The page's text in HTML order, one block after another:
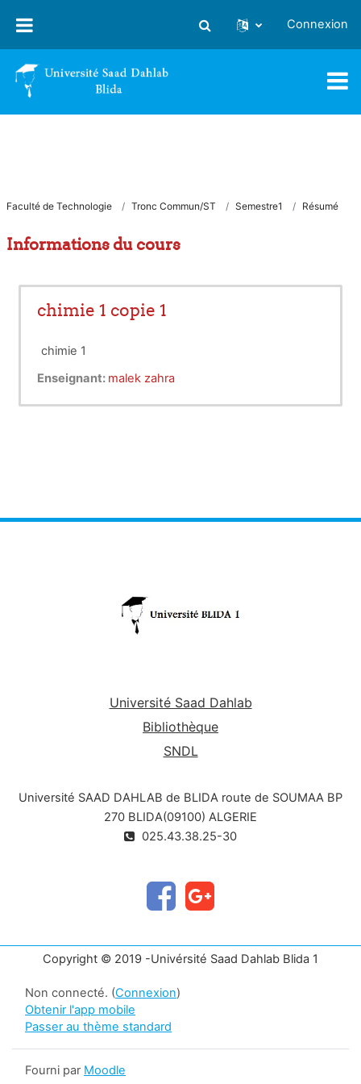
Activer/désactiver la saisie
Connexion
Faculté de Technologie Tronc Commun/ST Semestre1 Résumé
Informations du cours
chimie 1 copie 1
chimie 1
Enseignant: malek zahra
Université Saad Dahlab
Bibliothèque
SNDL
Université SAAD DAHLAB de BLIDA route de SOUMAA BP
270 BLIDA(09100) ALGERIE
025.43.38.25-30
Copyright © 2019 -Univérsité Saad Dahlab Blida 1
Non connecté. (Connexion)
Obtenir l'app mobile
Passer au thème standard
Fourni par Moodle